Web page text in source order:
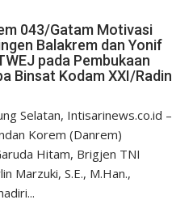
043/Gatam Motivasi
Balakrem dan Yonif
pada Pembukaan
Binsat Kodam XXI/Radin
Selatan, Intisarinews.co.id –
Korem (Danrem)
Hitam, Brigjen TNI
Marzuki, S.E., M.Han.,